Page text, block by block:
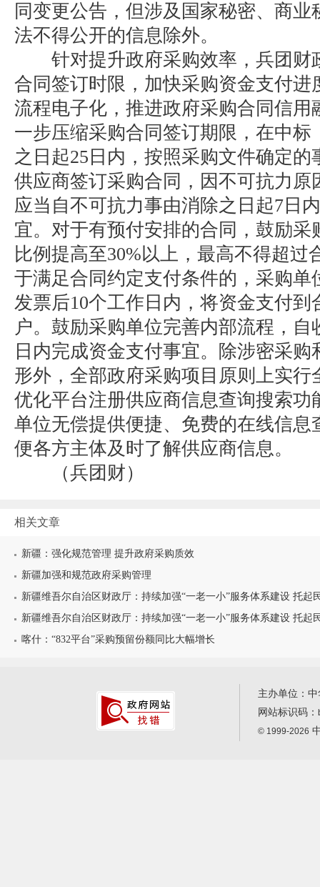
同变更公告，但涉及国家秘密、商
法不得公开的信息除外。
针对提升政府采购效率，兵团财
合同签订时限，加快采购资金支付进
流程电子化，推进政府采购合同信用
一步压缩采购合同签订期限，在中标
之日起25日内，按照采购文件确定
供应商签订采购合同，因不可抗力原
应当自不可抗力事由消除之日起7日
宜。对于有预付安排的合同，鼓励采
比例提高至30%以上，最高不得超过
于满足合同约定支付条件的，采购单
发票后10个工作日内，将资金支付到
户。鼓励采购单位完善内部流程，自
日内完成资金支付事宜。除涉密采
形外，全部政府采购项目原则上实行
优化平台注册供应商信息查询搜索功
单位无偿提供便捷、免费的在线信息
便各方主体及时了解供应商信息。
（兵团财）
相关文章
新疆：强化规范管理 提升政府采购质效
新疆加强和规范政府采购管理
新疆维吾尔自治区财政厅：持续加强“一老一小”服务体系建设 托起
新疆维吾尔自治区财政厅：持续加强“一老一小”服务体系建设 托起
喀什：“832平台”采购预留份额同比大幅增长
主办单位：
网站标识码：
© 1999-2026